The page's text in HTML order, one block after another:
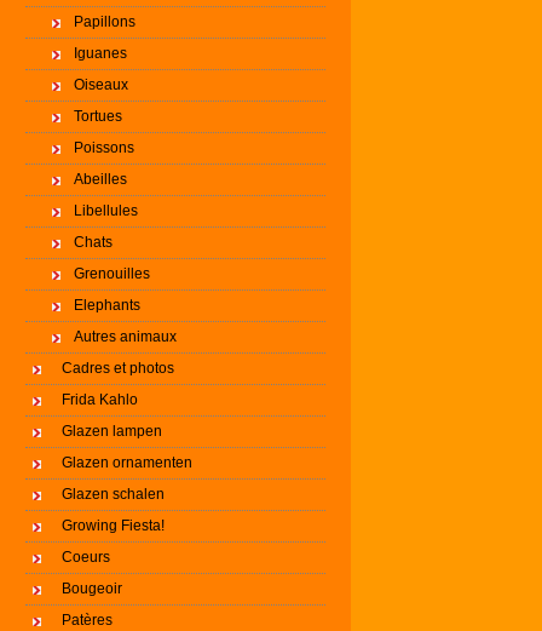
Papillons
Iguanes
Oiseaux
Tortues
Poissons
Abeilles
Libellules
Chats
Grenouilles
Elephants
Autres animaux
Cadres et photos
Frida Kahlo
Glazen lampen
Glazen ornamenten
Glazen schalen
Growing Fiesta!
Coeurs
Bougeoir
Patères